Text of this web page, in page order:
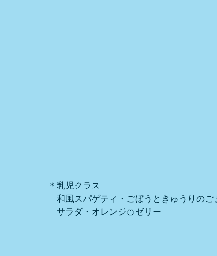
＊乳児クラス
和風スパゲティ・ごぼうときゅうりのご
サラダ・オレンジ🍊ゼリー